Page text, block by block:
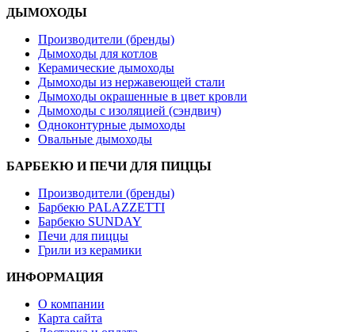
ДЫМОХОДЫ
Производители (бренды)
Дымоходы для котлов
Керамические дымоходы
Дымоходы из нержавеющей стали
Дымоходы окрашенные в цвет кровли
Дымоходы с изоляцией (сэндвич)
Одноконтурные дымоходы
Овальные дымоходы
БАРБЕКЮ И ПЕЧИ ДЛЯ ПИЦЦЫ
Производители (бренды)
Барбекю PALAZZETTI
Барбекю SUNDAY
Печи для пиццы
Грили из керамики
ИНФОРМАЦИЯ
О компании
Карта сайта